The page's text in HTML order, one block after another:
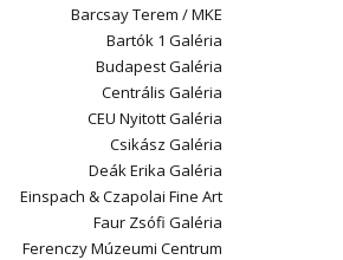
Barcsay Terem / MKE
Bartók 1 Galéria
Budapest Galéria
Centrális Galéria
CEU Nyitott Galéria
Csikász Galéria
Deák Erika Galéria
Einspach & Czapolai Fine Art
Faur Zsófi Galéria
Ferenczy Múzeumi Centrum